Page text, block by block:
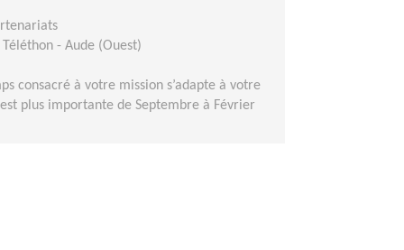
- Aude (Ouest)
consacré à votre mission s’adapte à votre
plus importante de Septembre à Février